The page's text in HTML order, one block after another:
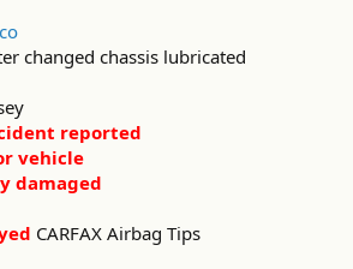
changed chassis lubricated
reported
vehicle
damaged
CARFAX Airbag Tips